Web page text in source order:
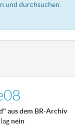
und durchsuchen.
aus dem BR-Archiv
nein